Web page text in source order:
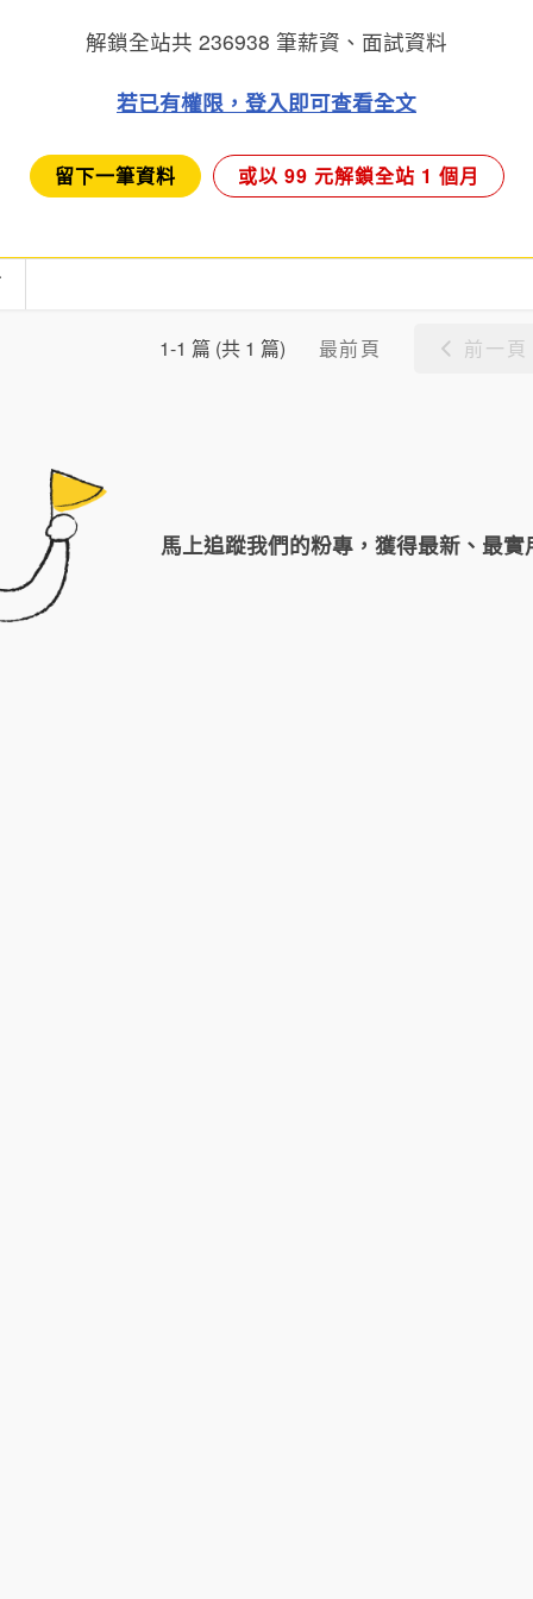
解鎖全站共 236938 筆薪資、面試資料
若已有權限，登入即可查看全文
留下一筆資料 或以 99 元解鎖全站 1 個月
1-1 篇 (共 1 篇) 最前頁 前一頁
馬上追蹤我們的粉專，獲得最新、最實